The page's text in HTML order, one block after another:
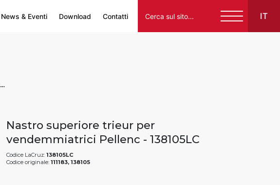
News & Eventi Download Contatti IT
111183, 138105 - Nastro superiore trieur per vendemmiatrici Pellenc, markets: []string{"A", "B", "AU"}
Nastro superiore trieur per
vendemmiatrici Pellenc - 138105LC
Codice LaCruz: 138105LC
Codice originale: 111183, 138105